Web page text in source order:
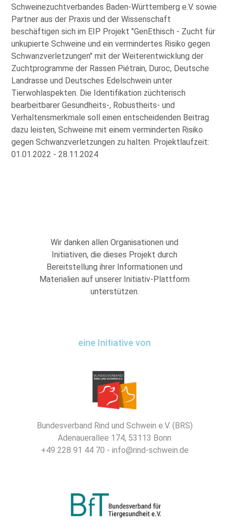
Schweinezuchtverbandes Baden-Württemberg e.V. sowie
Partner aus der Praxis und der Wissenschaft
beschäftigen sich im EIP Projekt GenEthisch - Zucht für
unkupierte Schweine und ein vermindertes Risiko gegen
Schwanzverletzungen mit der Weiterentwicklung der
Zuchtprogramme der Rassen Piétrain, Duroc, Deutsche
Landrasse und Deutsches Edelschwein unter
Tierwohlaspekten. Die Identifikation züchterisch
bearbeitbarer Gesundheits-, Robustheits- und
Verhaltensmerkmale soll einen entscheidenden Beitrag
dazu leisten, Schweine mit einem verminderten Risiko
gegen Schwanzverletzungen zu halten. Projektlaufzeit:
01.01.2022 - 28.11.2024
Wir danken allen Organisationen und
Initiativen, die dieses Projekt durch
Bereitstellung ihrer Informationen und
Materialien auf unserer Initiativ-Plattform
unterstützen.
eine Initiative von
Bundesverband Rind und Schwein e.V. (BRS)
Adenauerallee 174, 53113 Bonn
+49 228 91 44 70 - info@rind-schwein.de